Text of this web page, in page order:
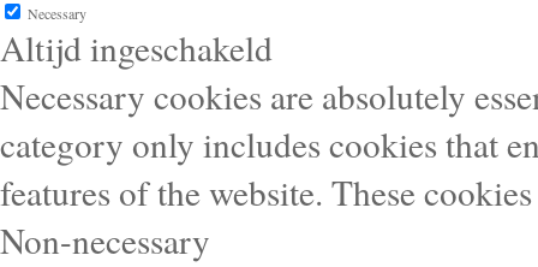
Necessary
Altijd ingeschakeld
Necessary cookies are absolutely
category only includes cookies that
features of the website. These
Non-necessary